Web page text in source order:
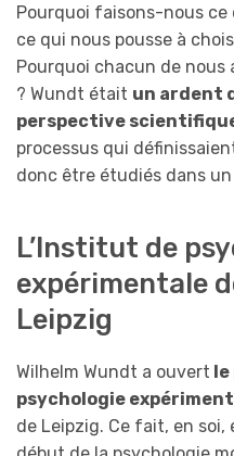
Pourquoi faisons-nous ce
ce qui nous pousse à
Pourquoi chacun de
? Wundt était un ardent
perspective
processus qui
donc être étudiés dans
L’Institut de
expérimentale
Leipzig
Wilhelm Wundt a ouvert
psychologie
de Leipzig. Ce fait, en soi,